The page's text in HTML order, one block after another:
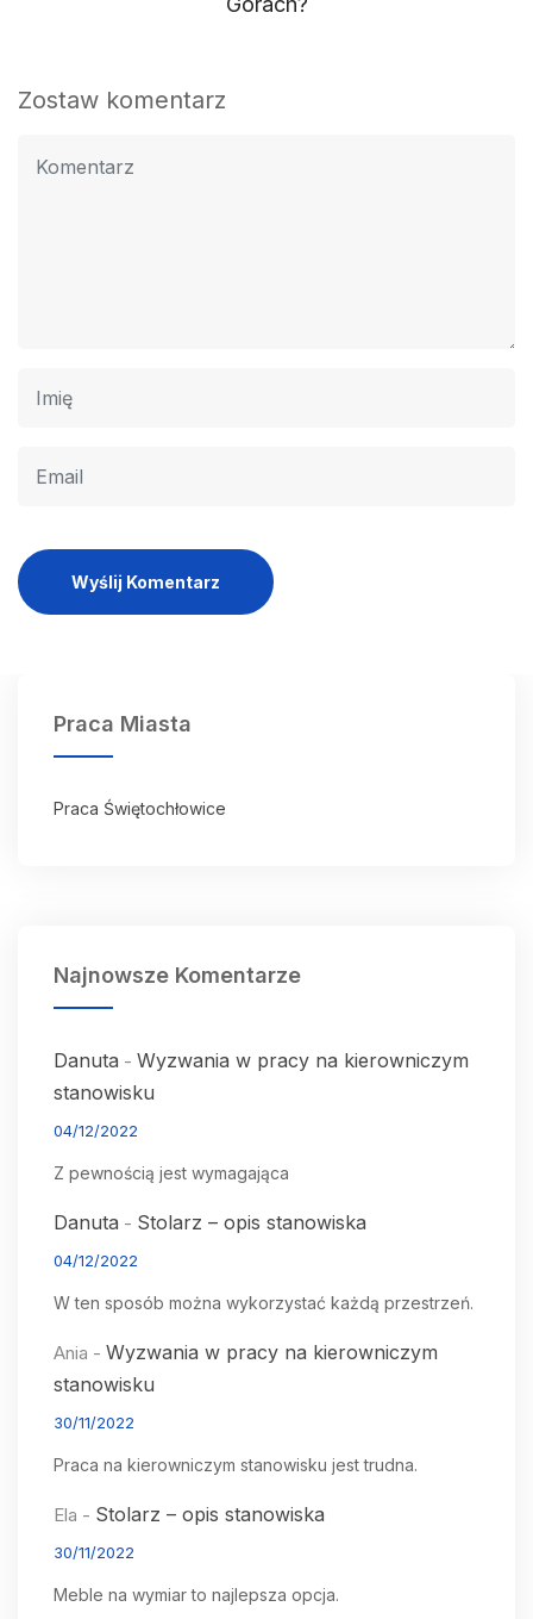
Zostaw komentarz
Wyślij Komentarz
Praca Miasta
Praca Świętochłowice
Najnowsze Komentarze
Danuta - Wyzwania w pracy na kierowniczym
stanowisku
04/12/2022
Z pewnością jest wymagająca
Danuta - Stolarz – opis stanowiska
04/12/2022
W ten sposób można wykorzystać każdą przestrzeń.
Ania - Wyzwania w pracy na kierowniczym
stanowisku
30/11/2022
Praca na kierowniczym stanowisku jest trudna.
Ela - Stolarz – opis stanowiska
30/11/2022
Meble na wymiar to najlepsza opcja.